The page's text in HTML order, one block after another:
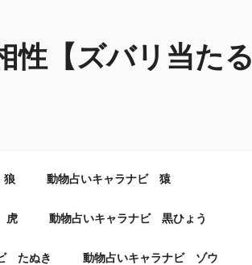
性【ズバリ当たる
狼 動物占いキャラナビ 猿
虎 動物占いキャラナビ 黒ひょう
たぬき 動物占いキャラナビ ゾウ